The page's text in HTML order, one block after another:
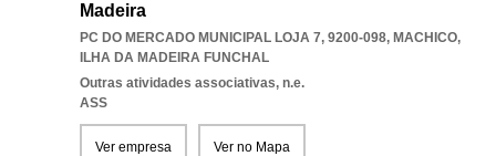
Madeira
PC DO MERCADO MUNICIPAL LOJA 7, 9200-098, MACHICO,
ILHA DA MADEIRA FUNCHAL
Outras atividades associativas, n.e.
ASS
Ver empresa Ver no Mapa